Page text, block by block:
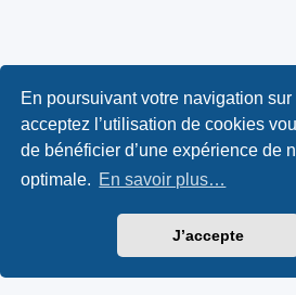
En poursuivant votre navigation
acceptez l’utilisation de cookies
de bénéficier d’une expérience de
optimale. En savoir plus…
J’accepte